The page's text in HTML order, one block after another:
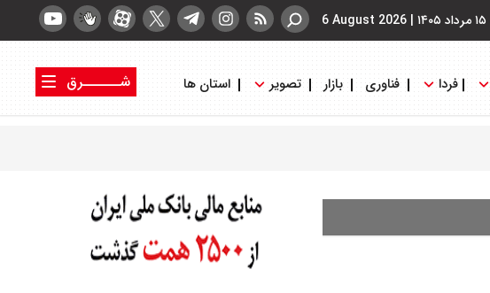
|
6 August 2026
فردا فناوری بازار تصویر استان ها
شــــــرق